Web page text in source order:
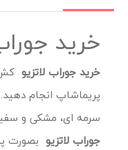
خرید
خرید جوراب لاتزیو کش
پریماشاپ انجام دهید.
سرمه ای، مشکی و
جوراب لاتزیو بصورت